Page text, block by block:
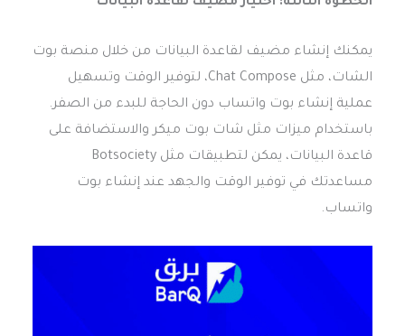
يمكنك إنشاء مضيف لقاعدة البيانات من خلال منصة بوت
الشات، مثل Chat Compose، لتوفير الوقت وتسهيل
عملية إنشاء بوت واتساب دون الحاجة للبدء من الصفر.
باستخدام ميزات مثل شات بوت ميكر والاستضافة على
قاعدة البيانات، يمكن لتطبيقات مثل Botsociety
مساعدتك في توفير الوقت والجهد عند إنشاء بوت
واتساب.